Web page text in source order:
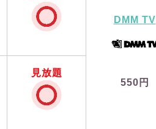
DMM TV
550円
見放題